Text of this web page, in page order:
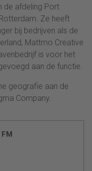
de afdeling Port
Ze heeft
bij bedrijven als de
Mattmo Creative
is voor het
aan de functie.
geografie aan de
Company.